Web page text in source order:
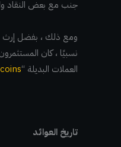
جنب مع بعض النقاد
ومع ذلك ، بفضل إرث
نسبيًا ، كان
العملات البديلة “
تاريخ العوائد